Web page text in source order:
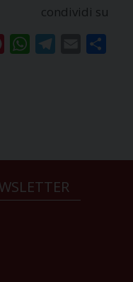
condividi su
PinterestWhatsAppTelegram
Email